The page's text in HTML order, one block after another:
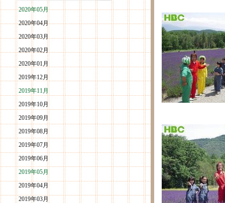
2020年05月
2020年04月
2020年03月
2020年02月
2020年01月
2019年12月
2019年11月
2019年10月
2019年09月
2019年08月
2019年07月
2019年06月
2019年05月
2019年04月
2019年03月